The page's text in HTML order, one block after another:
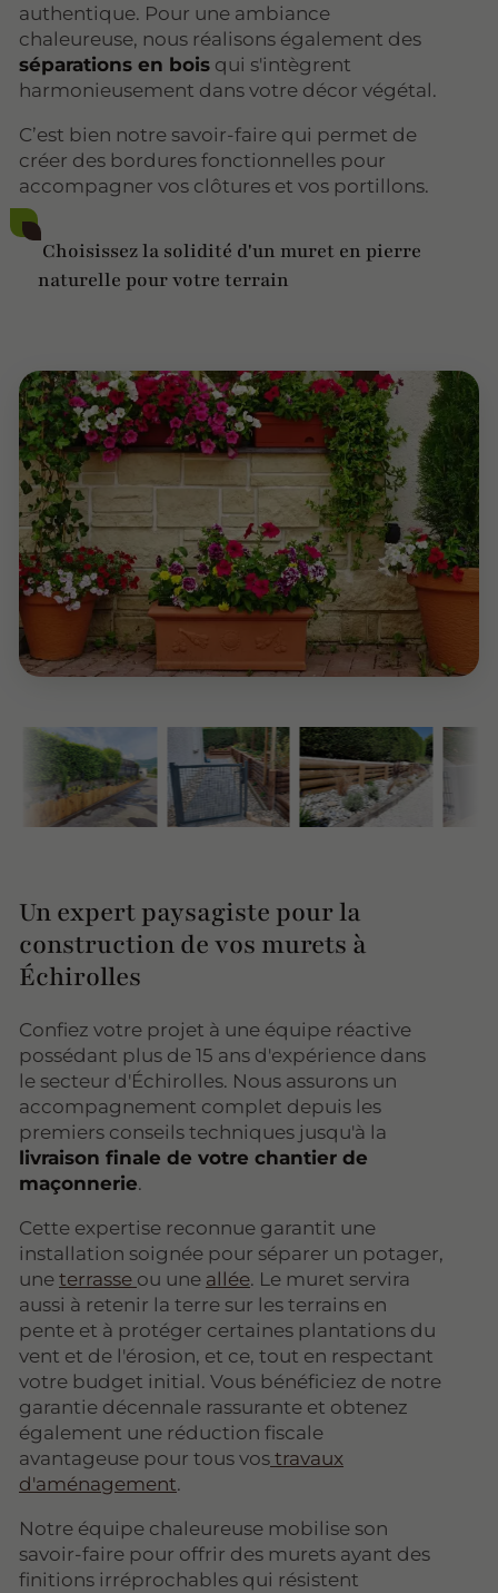
authentique. Pour une ambiance
chaleureuse, nous réalisons également des
séparations en bois qui s'intègrent
harmonieusement dans votre décor végétal.
C’est bien notre savoir-faire qui permet de
créer des bordures fonctionnelles pour
accompagner vos clôtures et vos portillons.
Choisissez la solidité d'un muret en pierre
naturelle pour votre terrain
Un expert paysagiste pour la
construction de vos murets à
Échirolles
Confiez votre projet à une équipe réactive
possédant plus de 15 ans d'expérience dans
le secteur d'Échirolles. Nous assurons un
accompagnement complet depuis les
premiers conseils techniques jusqu'à la
livraison finale de votre chantier de
maçonnerie.
Cette expertise reconnue garantit une
installation soignée pour séparer un potager,
uneterrasse ou une allée. Le muret servira
aussi à retenir la terre sur les terrains en
pente et à protéger certaines plantations du
vent et de l'érosion, et ce, tout en respectant
votre budget initial. Vous bénéficiez de notre
garantie décennale rassurante et obtenez
également une réduction fiscale
avantageuse pour tous vos travaux
d'aménagement.
Notre équipe chaleureuse mobilise son
savoir-faire pour offrir des murets ayant des
finitions irréprochables qui résistent